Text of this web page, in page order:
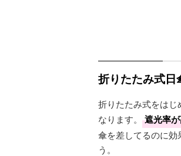
折りたたみ式日
折りたたみ式をは
なります。
遮光率
傘を差してるのに
う。